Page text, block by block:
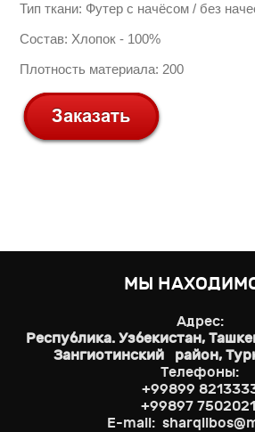
Тип ткани: Футер с начёсом / без
Состав: Хлопок - 100%
Плотность материала: 200
МЫ
Адрес:
Республика. Узбекистан,
Зангиотинский район,
Телефоны:
+99899
+99897 7502021
E-mail: